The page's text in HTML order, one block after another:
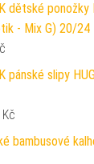
dětské ponožky
- Mix G) 20/24
pánské slipy
Kč
bambusové